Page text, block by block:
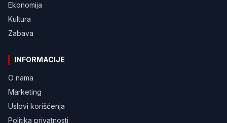
Ekonomija
Kultura
Zabava
INFORMACIJE
O nama
Marketing
Uslovi korišćenja
Politika privatnosti